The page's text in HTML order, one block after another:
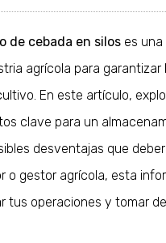
de cebada en silos es
agrícola para garantizar
En este artículo,
clave para un
desventajas que
o gestor agrícola, esta
tus operaciones y tomar